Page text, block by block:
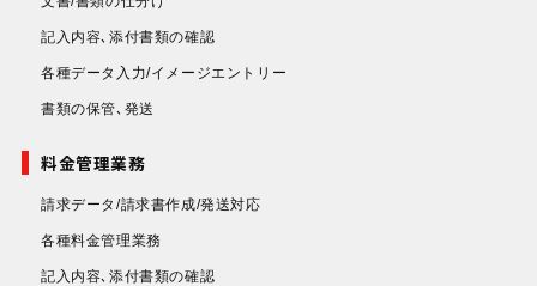
記入内容､添付書類の確認
各種データ入力/イメージエントリー
書類の保管､発送
料金管理業務
請求データ/請求書作成/発送対応
各種料金管理業務
記入内容､添付書類の確認